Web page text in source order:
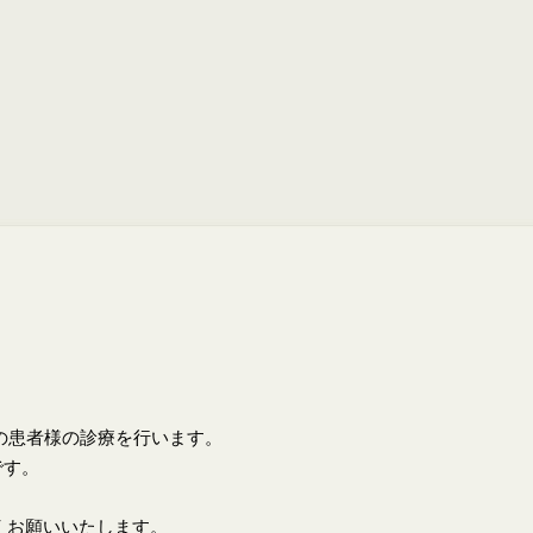
者様の診療を行います。
。
願いいたします。